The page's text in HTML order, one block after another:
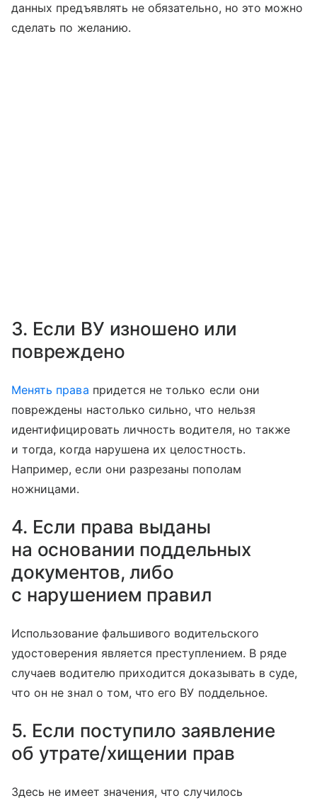
данных предъявлять не обязательно, но это можно
сделать по желанию.
3. Если ВУ изношено или
повреждено
Менять права придется не только если они
повреждены настолько сильно, что нельзя
идентифицировать личность водителя, но также
и тогда, когда нарушена их целостность.
Например, если они разрезаны пополам
ножницами.
4. Если права выданы
на основании поддельных
документов, либо
с нарушением правил
Использование фальшивого водительского
удостоверения является преступлением. В ряде
случаев водителю приходится доказывать в суде,
что он не знал о том, что его ВУ поддельное.
5. Если поступило заявление
об утрате/хищении прав
Здесь не имеет значения, что случилось